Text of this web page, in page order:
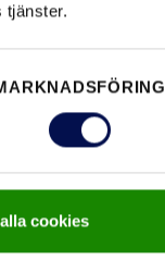
tjänster.
cookies